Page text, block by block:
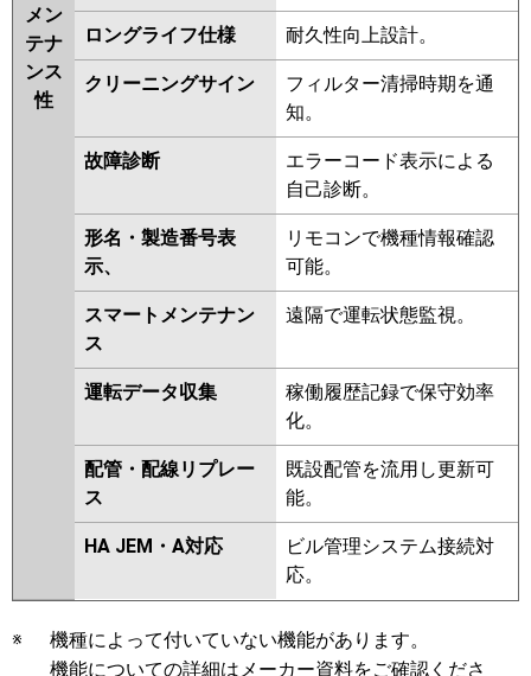
メン
テナ
ンス
性
ロングライフ仕様 耐久性向上設計。
クリーニングサイン
フィルター清掃時期を通
知。
故障診断
エラーコード表示による
自己診断。
形名・製造番号表
示、
リモコンで機種情報確認
可能。
スマートメンテナン
ス
遠隔で運転状態監視。
運転データ収集
稼働履歴記録で保守効率
化。
配管・配線リプレー
ス
既設配管を流用し更新可
能。
HA JEM・A対応
ビル管理システム接続対
応。
※
機種によって付いていない機能があります。
機能についての詳細はメーカー資料をご確認くださ